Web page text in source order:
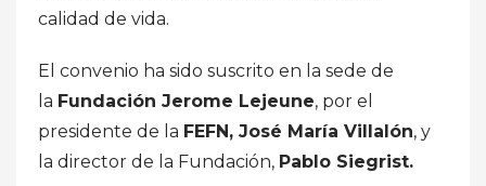
calidad de vida.
El convenio ha sido suscrito en la sede de
la Fundación Jerome Lejeune, por el
presidente de la FEFN, José María Villalón, y
la director de la Fundación, Pablo Siegrist.